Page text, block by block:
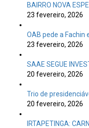
BAIRRO NOVA
23 fevereiro, 2026
OAB pede a Fachin
23 fevereiro, 2026
SAAE SEGUE
20 fevereiro, 2026
Trio de
20 fevereiro, 2026
IRTAPETINGA: